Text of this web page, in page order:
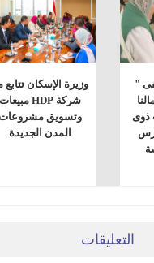
"
ذوى
وزيرة الإسكان تتابع
شركة HDP مبيعات
وتسويق
المدن الجديدة
التعليقات